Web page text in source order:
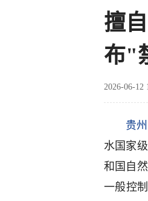
擅
布"
2026-06-12
贵州
水国家
和国自
一般控